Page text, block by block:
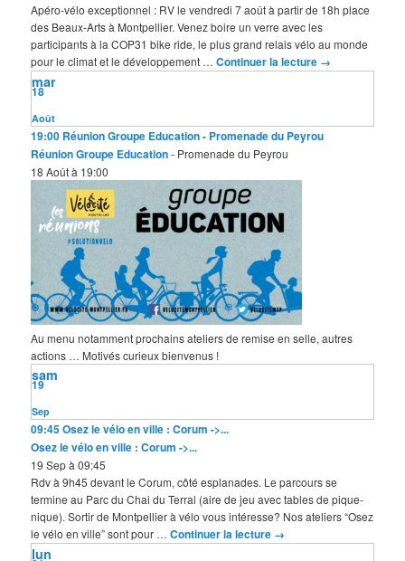
Apéro-vélo exceptionnel : RV le vendredi 7 août à partir de 18h place
des Beaux-Arts à Montpellier. Venez boire un verre avec les
participants à la COP31 bike ride, le plus grand relais vélo au monde
pour le climat et le développement …Continuer la lecture →
Août
18
mar
19:00 Réunion Groupe Education- Promenade du Peyrou
Réunion Groupe Education- Promenade du Peyrou
18 Août à 19:00
Au menu notamment prochains ateliers de remise en selle, autres
actions … Motivés curieux bienvenus !
Sep
19
sam
09:45Osez le vélo en ville : Corum ->...
Osez le vélo en ville : Corum ->...
19 Sep à 09:45
Rdv à 9h45 devant le Corum, côté esplanades. Le parcours se
termine au Parc du Chai du Terral (aire de jeu avec tables de pique-
nique). Sortir de Montpellier à vélo vous intéresse? Nos ateliers “Osez
le vélo en ville” sont pour …Continuer la lecture →
lun